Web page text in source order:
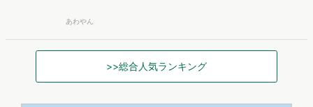
あわやん
>>総合人気ランキング